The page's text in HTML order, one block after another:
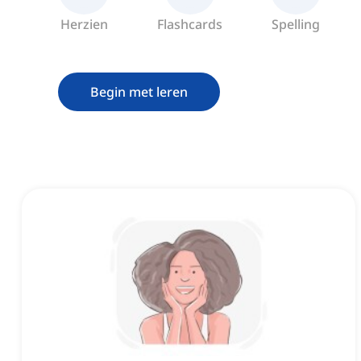
Herzien Flashcards Spelling
Begin met leren